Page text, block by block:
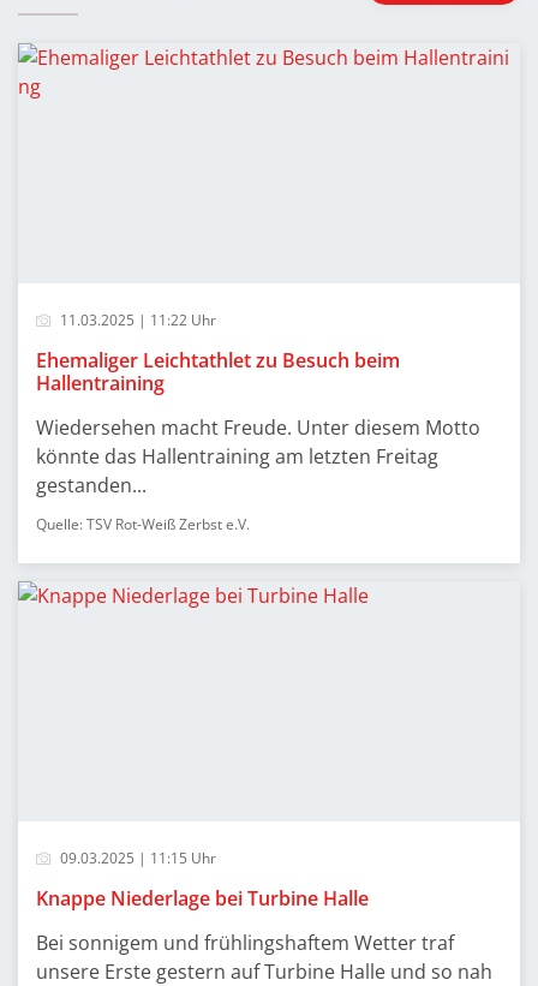
11.03.2025 | 11:22 Uhr
Ehemaliger Leichtathlet zu Besuch beim
Hallentraining
Wiedersehen macht Freude. Unter diesem Motto
könnte das Hallentraining am letzten Freitag
gestanden...
Quelle: TSV Rot-Weiß Zerbst e.V.
09.03.2025 | 11:15 Uhr
Knappe Niederlage bei Turbine Halle
Bei sonnigem und frühlingshaftem Wetter traf
unsere Erste gestern auf Turbine Halle und so nah